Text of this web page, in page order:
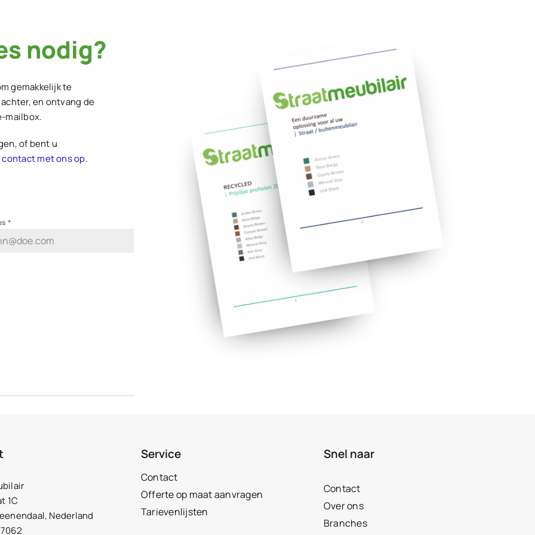
nodig?
gemakkelijk te
en ontvang de
mailbox.
of bent u
met ons op.
*
1C
Nederland
Service
Contact
Offerte op maat aanvragen
Tarievenlijsten
Snel naar
Contact
Over ons
Branches